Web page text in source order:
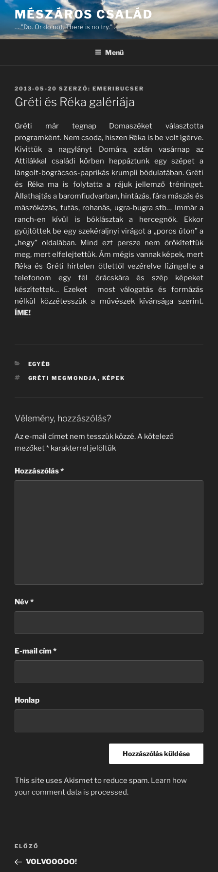
Tartalomhoz
MÉSZÁROS CSALÁD
… "Do. Or do not. There is no try." …
Menü
BEKÜLDVE:
2013-05-20 SZERZŐ: EMERIBUCSER
Gréti és Réka galériája
Gréti már tegnap Domaszéket választotta
programként. Nem csoda, hiszen Réka is be volt ígérve.
Kivittük a nagylányt Domára, aztán vasárnap az
Attilákkal családi körben heppáztunk egy szépet a
lángolt-bográcsos-paprikás krumpli bódulatában. Gréti
és Réka ma is folytatta a rájuk jellemző tréninget.
Állathajtás a baromfiudvarban, hintázás, fára mászás és
mászókázás, futás, rohanás, ugra-bugra stb… Immár a
ranch-en kívül is bóklásztak a hercegnők. Ekkor
gyűjtöttek be egy szekéraljnyi virágot a „poros úton” a
„hegy” oldalában. Mind ezt persze nem örökítettük
meg, mert elfelejtettük. Ám mégis vannak képek, mert
Réka és Gréti hirtelen ötlettől vezérelve lízingelte a
telefonom egy fél órácskára és szép képeket
készítettek… Ezeket most válogatás és formázás
nélkül közzétesszük a művészek kívánsága szerint.
ÍME!
KATEGÓRIÁK
EGYÉB
CÍMKÉK
GRÉTI MEGMONDJA , KÉPEK
Vélemény, hozzászólás?
Az e-mail címet nem tesszük közzé.A kötelező
mezőket* karakterrel jelöltük
Hozzászólás*
Név*
E-mail cím*
Honlap
This site uses Akismet to reduce spam. Learn how
your comment data is processed.
Bejegyzés
Korábbi
bejegyzés
ELŐZŐ
VOLVOOOOO!